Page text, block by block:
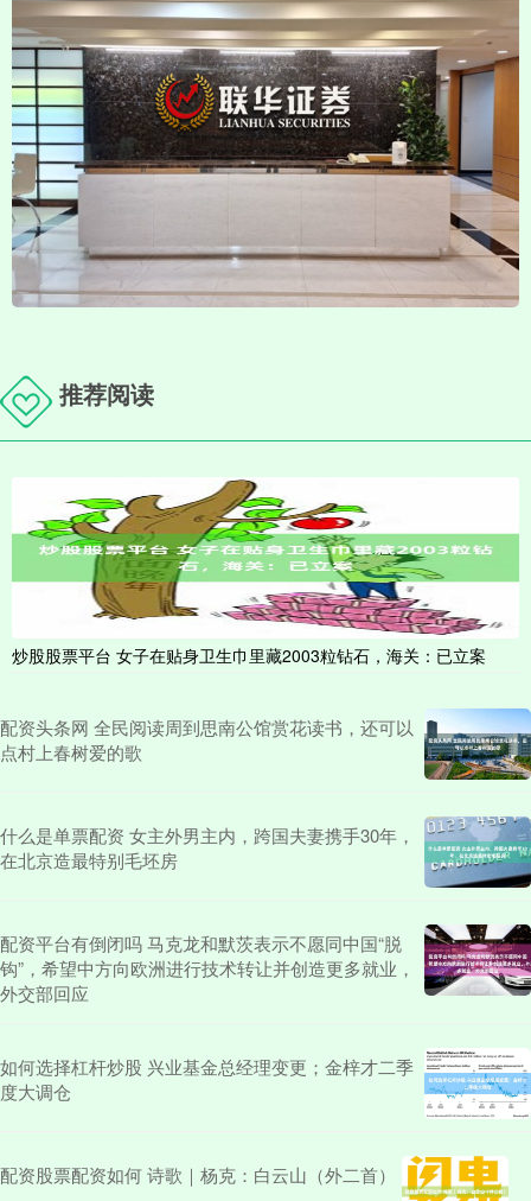
推荐阅读
炒股股票平台 女子在贴身卫生巾里藏2003粒钻石，海关：已立案
配资头条网 全民阅读周到思南公馆赏花读书，还可以
点村上春树爱的歌
什么是单票配资 女主外男主内，跨国夫妻携手30年，
在北京造最特别毛坯房
配资平台有倒闭吗 马克龙和默茨表示不愿同中国“脱
钩”，希望中方向欧洲进行技术转让并创造更多就业，
外交部回应
如何选择杠杆炒股 兴业基金总经理变更；金梓才二季
度大调仓
配资股票配资如何 诗歌｜杨克：白云山（外二首）